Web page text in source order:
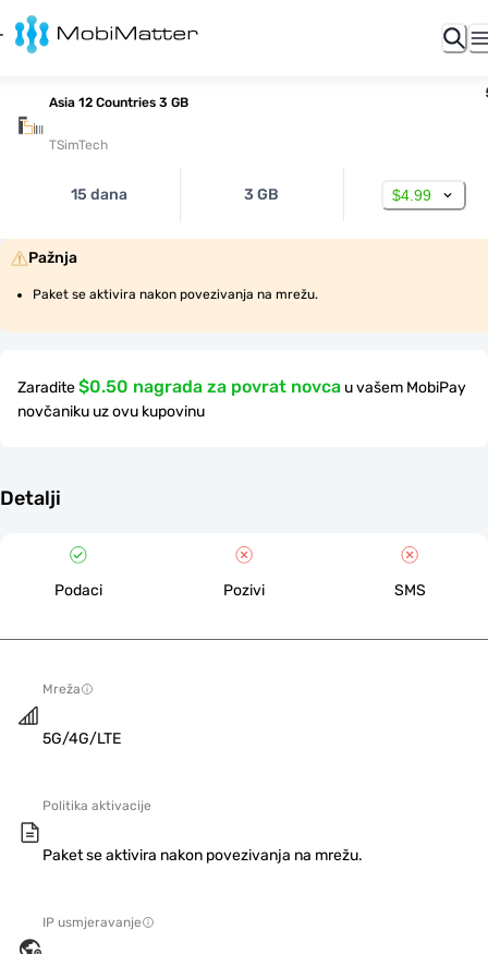
Asia 12 Countries 3 GB
TSimTech
15 dana 3 GB $4.99
Pažnja
Paket se aktivira nakon povezivanja na mrežu.
Zaradite$0.50 nagrada za povrat novca u vašem MobiPay
novčaniku uz ovu kupovinu
Detalji
Podaci Pozivi SMS
Mreža
5G/4G/LTE
Politika aktivacije
Paket se aktivira nakon povezivanja na mrežu.
IP usmjeravanje